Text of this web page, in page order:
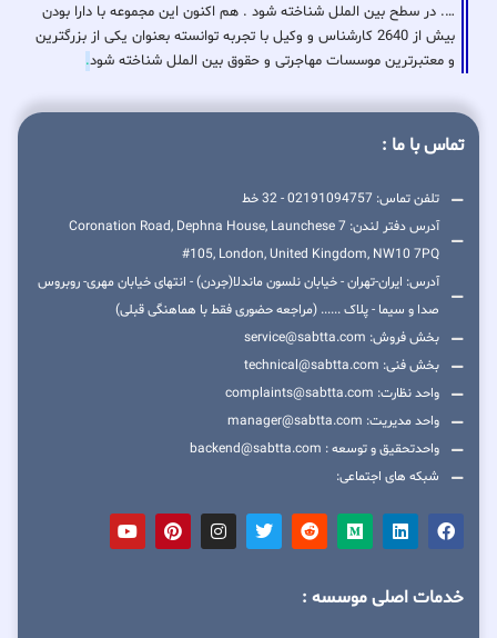
…. در سطح بین الملل شناخته شود . هم اکنون این مجموعه با دارا بودن
بیش از 2640 کارشناس و وکیل با تجربه توانسته بعنوان یکی از بزرگترین
و معتبرترین موسسات مهاجرتی و حقوق بین الملل شناخته شود.
تماس با ما :
تلفن تماس: 02191094757 - 32 خط
آدرس دفتر لندن: 7 Coronation Road, Dephna House, Launchese
#105, London, United Kingdom, NW10 7PQ
آدرس: ایران-تهران - خیابان نلسون ماندلا(جردن) - انتهای خیابان مهری- روبروس
صدا و سیما - پلاک ...... (مراجعه حضوری فقط با هماهنگی قبلی)
بخش فروش: service@sabtta.com
بخش فنی: technical@sabtta.com
واحد نظارت: complaints@sabtta.com
واحد مدیریت: manager@sabtta.com
واحدتحقیق و توسعه : backend@sabtta.com
شبکه های اجتماعی:
خدمات اصلی موسسه :